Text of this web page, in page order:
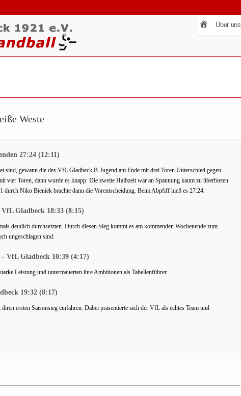
Über uns
Weste
27:24 (12:11)
sind, gewann die des VfL Gladbeck B-Jugend am Ende mit drei Toren Unterschied gegen
vier Toren, dann wurde es knapp. Die zweite Halbzeit war an Spannung kaum zu überbieten.
durch Niko Bieniek brachte dann die Vorentscheidung. Beim Abpfiff hieß es 27:24.
Gladbeck 18:33 (8:15)
deutlich durchsetzten. Durch diesen Sieg kommt es am kommenden Wochenende zum
ungeschlagen sind.
VfL Gladbeck 10:39 (4:17)
Leistung und untermauerten ihre Ambitionen als Tabellenführer.
19:32 (8:17)
ersten Saisonsieg einfahren. Dabei präsentierte sich der VfL als echtes Team und